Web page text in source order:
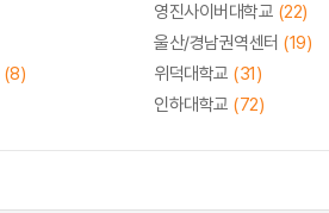
영진사이버대학교 (22)
울산/경남권역센터 (19)
(8) 위덕대학교 (31)
인하대학교 (72)